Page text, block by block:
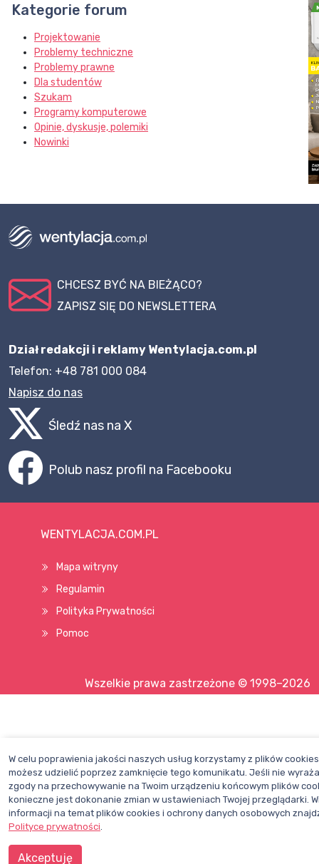
Kategorie forum
Projektowanie
Problemy techniczne
Problemy prawne
Dla studentów
Szukam
Programy komputerowe
Opinie, dyskusje, polemiki
Nowinki
CHCESZ BYĆ NA BIEŻĄCO?
ZAPISZ SIĘ DO NEWSLETTERA
Dział redakcji i reklamy Wentylacja.com.pl
Telefon: +48 781 000 084
Napisz do nas
Śledź nas na X
Polub nasz profil na Facebooku
WENTYLACJA.COM.PL
Mapa witryny
Regulamin
Polityka Prywatności
Pomoc
Wszelkie prawa zastrzeżone © 1998–2026
W celu poprawienia jakości naszych usług korzystamy z plików
możesz udzielić poprzez zamknięcie tego komunikatu. Jeśli nie
zgody na przechowywanie na Twoim urządzeniu końcowym plików
konieczne jest dokonanie zmian w ustawieniach Twojej przeglądarki.
informacji na temat plików cookies i ochrony danych osobowych
Polityce prywatności.
Akceptuję